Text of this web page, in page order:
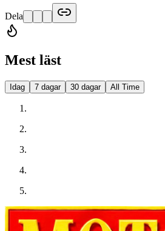
Dela
Mest läst
Idag 7 dagar 30 dagar All Time